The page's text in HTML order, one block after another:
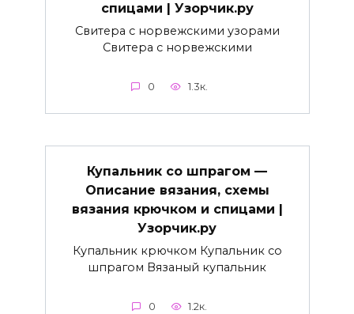
спицами | Узорчик.ру
Свитера с норвежскими узорами
Свитера с норвежскими
0 1.3к.
Купальник со шпрагом —
Описание вязания, схемы
вязания крючком и спицами |
Узорчик.ру
Купальник крючком Купальник со
шпрагом Вязаный купальник
0 1.2к.